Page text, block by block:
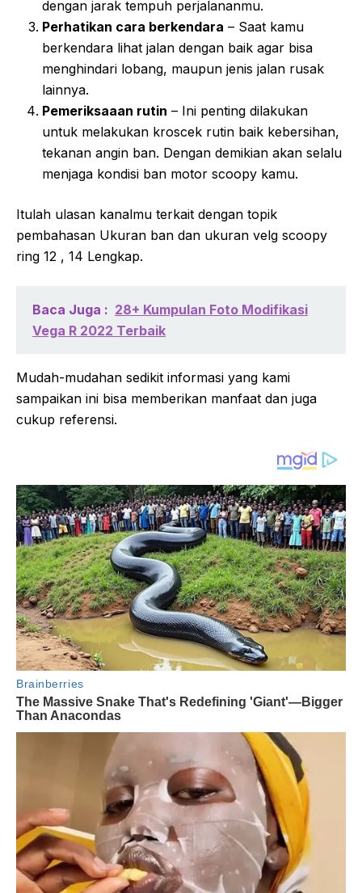
dengan jarak tempuh perjalananmu.
Perhatikan cara berkendara – Saat kamu
berkendara lihat jalan dengan baik agar bisa
menghindari lobang, maupun jenis jalan rusak
lainnya.
Pemeriksaaan rutin – Ini penting dilakukan
untuk melakukan kroscek rutin baik kebersihan,
tekanan angin ban. Dengan demikian akan selalu
menjaga kondisi ban motor scoopy kamu.
Itulah ulasan kanalmu terkait dengan topik
pembahasan Ukuran ban dan ukuran velg scoopy
ring 12 , 14 Lengkap.
Baca Juga : 28+ Kumpulan Foto Modifikasi
Vega R 2022 Terbaik
Mudah-mudahan sedikit informasi yang kami
sampaikan ini bisa memberikan manfaat dan juga
cukup referensi.